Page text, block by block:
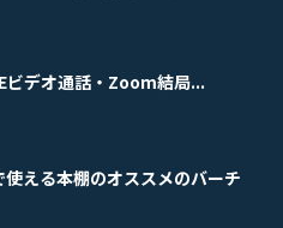
デオ通話・Zoom結局...
える本棚のオススメのバーチ